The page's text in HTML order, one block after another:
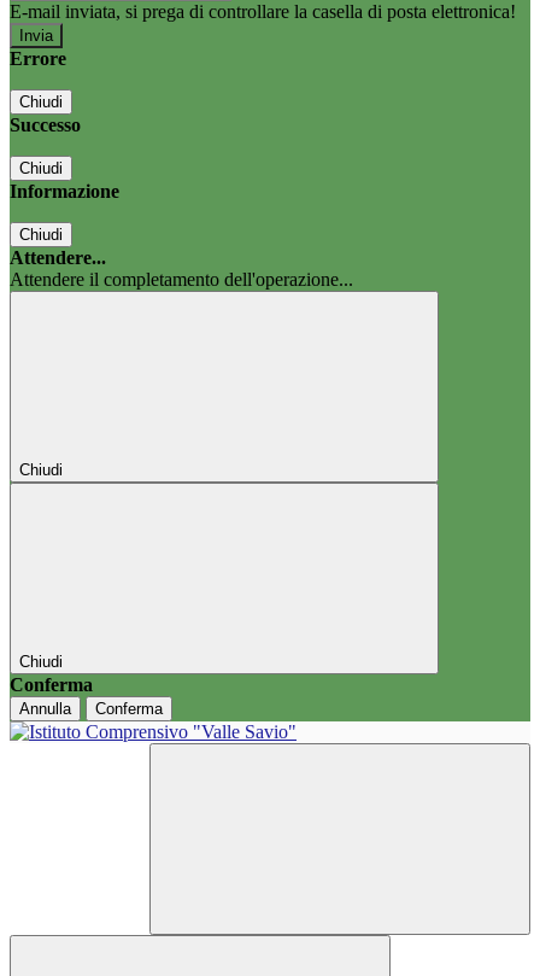
E-mail inviata, si prega di controllare la casella di posta elettronica!
Errore
Chiudi
Successo
Chiudi
Informazione
Chiudi
Attendere...
Attendere il completamento dell'operazione...
Chiudi
Chiudi
Conferma
Annulla Conferma